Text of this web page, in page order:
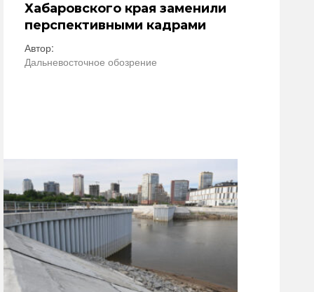
Хабаровского края заменили
перспективными кадрами
Автор:
Дальневосточное обозрение